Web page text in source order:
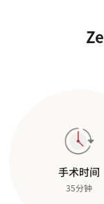
手术时间
35分钟